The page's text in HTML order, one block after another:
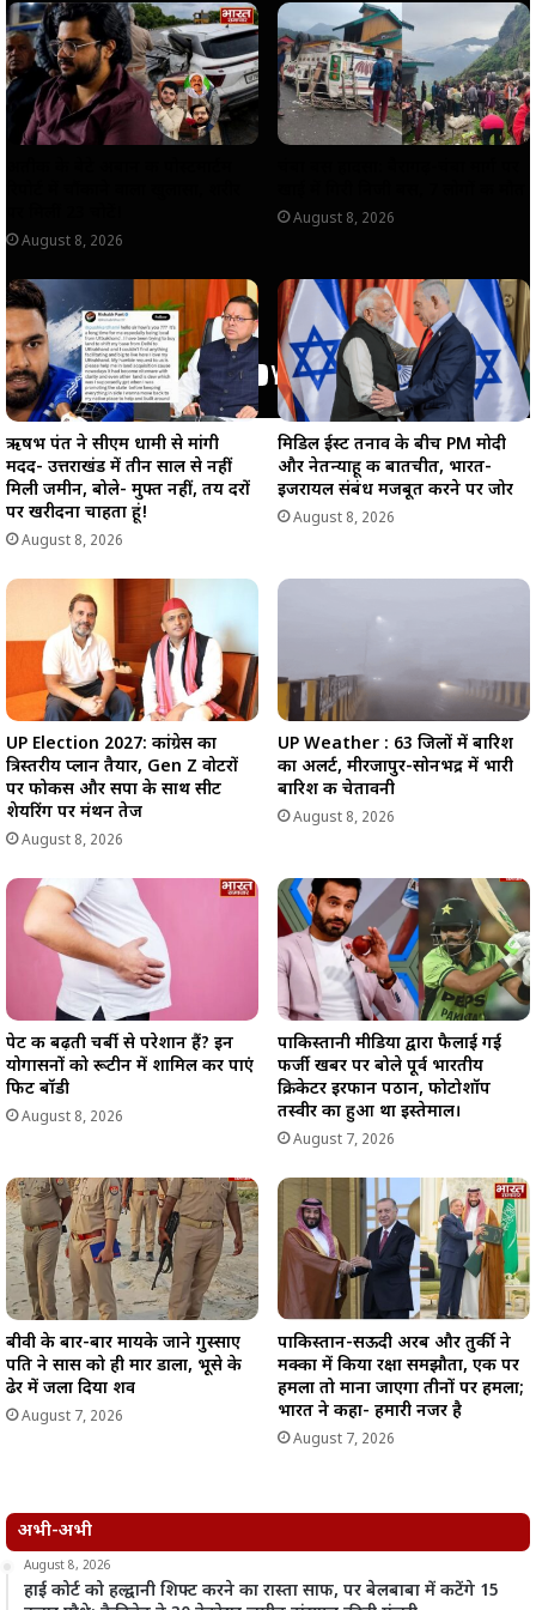
p
p
o
k
a
m
n
k
August 8, 2026
August 8, 2026
ऋषभ पंत ने सीएम धामी से मांगी
मदद- उत्तराखंड में तीन साल से नहीं
मिली जमीन, बोले- मुफ्त नहीं, तय दरों
पर खरीदना चाहता हूं!
August 8, 2026
मिडिल ईस्ट तनाव के बीच PM मोदी
और नेतन्याहू की बातचीत, भारत-
इजरायल संबंध मजबूत करने पर जोर
August 8, 2026
UP Election 2027: कांग्रेस का
त्रिस्तरीय प्लान तैयार, Gen Z वोटरों
पर फोकस और सपा के साथ सीट
शेयरिंग पर मंथन तेज
August 8, 2026
UP Weather : 63 जिलों में बारिश
का अलर्ट, मीरजापुर-सोनभद्र में भारी
बारिश की चेतावनी
August 8, 2026
पेट की बढ़ती चर्बी से परेशान हैं? इन
योगासनों को रूटीन में शामिल कर पाएं
फिट बॉडी
August 8, 2026
पाकिस्तानी मीडिया द्वारा फैलाई गई
फर्जी खबर पर बोले पूर्व भारतीय
क्रिकेटर इरफान पठान, फोटोशॉप
तस्वीर का हुआ था इस्तेमाल।
August 7, 2026
बीवी के बार-बार मायके जाने गुस्साए
पति ने सास को ही मार डाला, भूसे के
ढेर में जला दिया शव
August 7, 2026
पाकिस्तान-सऊदी अरब और तुर्की ने
मक्का में किया रक्षा समझौता, एक पर
हमला तो माना जाएगा तीनों पर हमला;
भारत ने कहा- हमारी नजर है
August 7, 2026
अभी-अभी
August 8, 2026
हाई कोर्ट को हल्द्वानी शिफ्ट करने का रास्ता साफ, पर बेलबाबा में कटेंगे 15